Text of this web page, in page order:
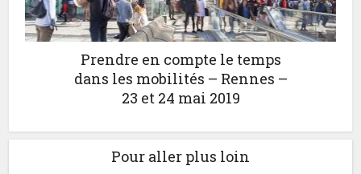
Prendre en compte le temps
dans les mobilités – Rennes –
23 et 24 mai 2019
Pour aller plus loin